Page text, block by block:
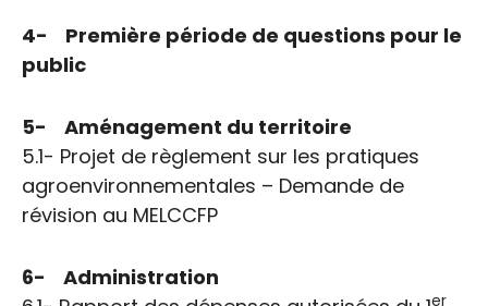
4- Première période de questions pour le
public
5- Aménagement du territoire
5.1- Projet de règlement sur les pratiques
agroenvironnementales – Demande de
révision au MELCCFP
6- Administration
er